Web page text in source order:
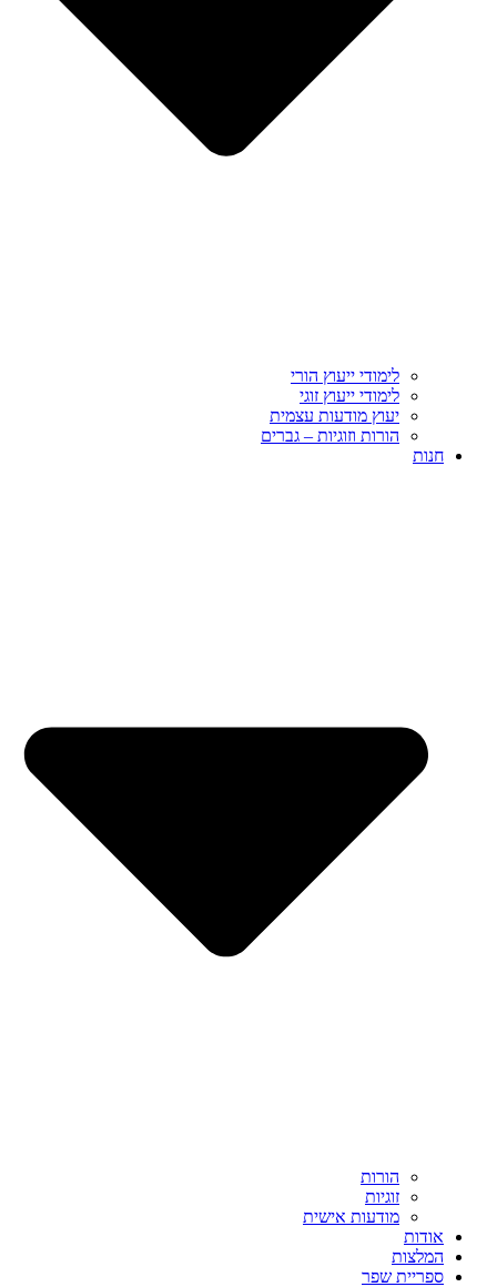
לימודי ייעוץ הורי
לימודי ייעוץ זוגי
יעוץ מודעות עצמית
הורות וזוגיות – גברים
חנות
הורות
זוגיות
מודעות אישית
אודות
המלצות
ספריית שפר